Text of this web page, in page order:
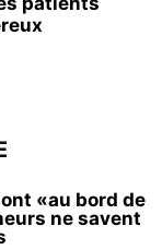
«au bord de
ne savent